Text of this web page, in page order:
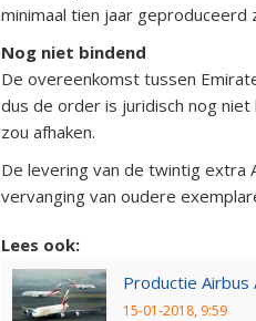
minimaal tien jaar geproduceerd
Nog niet bindend
De overeenkomst tussen
dus de order is juridisch nog
zou afhaken.
De levering van de twintig extra
vervanging van oudere
Lees ook:
Productie
15-01-2018, 9:59